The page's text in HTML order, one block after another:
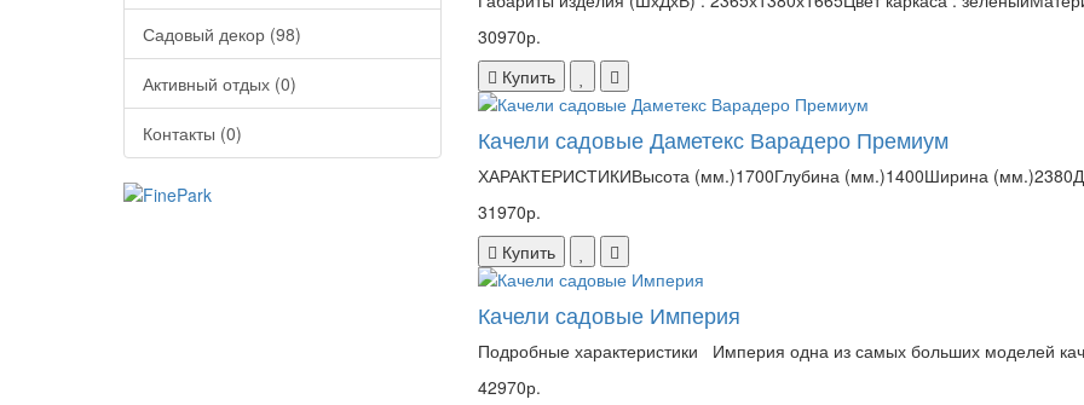
Садовый декор (98)
Активный отдых (0)
Контакты (0)
30970р.
Купить
Качели садовые Даметекс Варадеро Премиум
ХАРАКТЕРИСТИКИВысота (мм.)1700Глубина (мм.)1400Ширина
31970р.
Купить
Качели садовые Империя
Подробные характеристики Империя одна из самых больших моделей
42970р.